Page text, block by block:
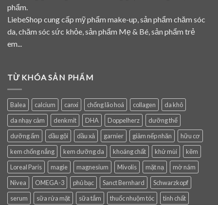
phẩm.
LiebeShop cung cấp mỹ phẩm make-up, sản phẩm chăm sóc
da, chăm sóc sức khỏe, sản phẩm Mẹ & Bé, sản phẩm trẻ
em...
TỪ KHÓA SẢN PHẨM
Balea calcium canxi chống lão hoá collagen
da khô
da nhạy cảm
denkmit DHA Doppelherz
dưỡng thể
dưỡng ẩm
dầu gội dầu xả garnier giảm nếp nhăn
hữu cơ
kem chống nắng
kem dưỡng da khoáng chất khử mùi
kẽm
Loreal Paris
magie magnesium Mivolis mặt nạ
mờ nám
Nivea
OMEGA-3 phủ bạc Sanct Bernhard
Schwarzkopf
serum
sữa rửa mặt sữa tắm thuốc nhuộm tóc
tinh chất